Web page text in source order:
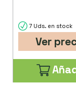
7 Uds. en stock
Ver